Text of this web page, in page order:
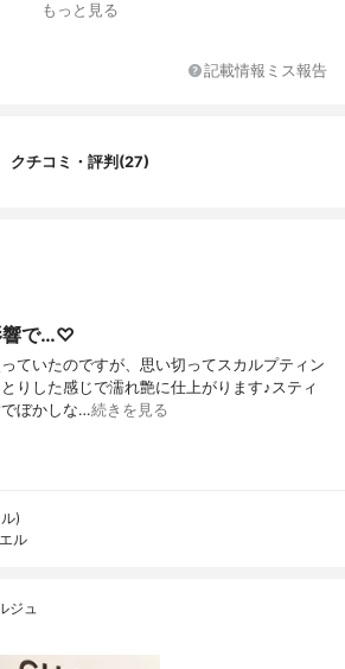
もっと見る
記載情報ミス報告
クチコミ・評判(27)
響で…♡
ていたのですが、思い切ってスカルプティン
りした感じで濡れ艶に仕上がります♪スティ
ぼかしな…続きを見る
)
ル
ジュ